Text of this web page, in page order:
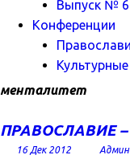
Выпуск № 6
Конференции
менталитет
ПРАВОСЛАВИЕ
16 Дек 2012